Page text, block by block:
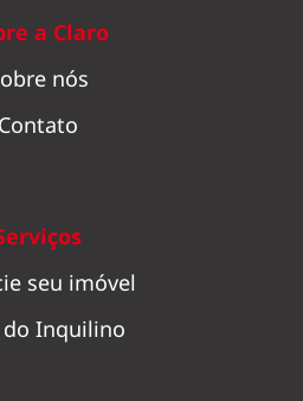
a Claro
nós
Contato
seu imóvel
do Inquilino